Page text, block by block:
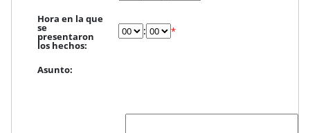
Hora en la que
se
presentaron
los hechos:
: *
Asunto: